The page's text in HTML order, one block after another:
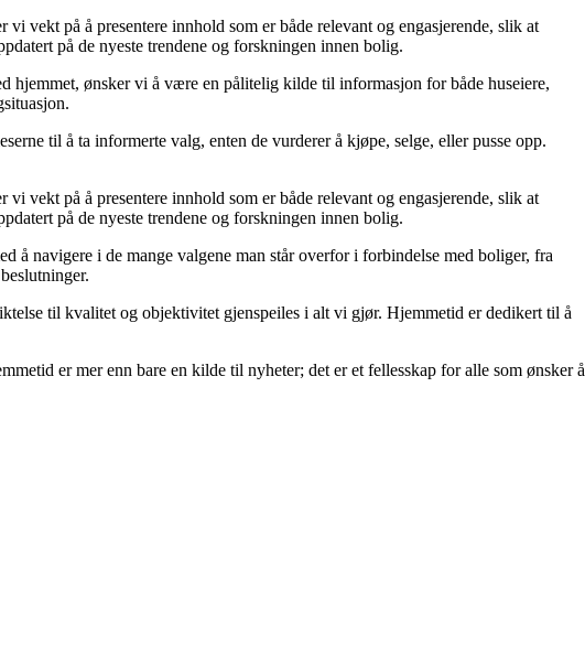
vekt på å presentere innhold som er både relevant og engasjerende, slik at
på de nyeste trendene og forskningen innen bolig.
hjemmet, ønsker vi å være en pålitelig kilde til informasjon for både huseiere,
til å ta informerte valg, enten de vurderer å kjøpe, selge, eller pusse opp.
vekt på å presentere innhold som er både relevant og engasjerende, slik at
på de nyeste trendene og forskningen innen bolig.
navigere i de mange valgene man står overfor i forbindelse med boliger, fra
til kvalitet og objektivitet gjenspeiles i alt vi gjør. Hjemmetid er dedikert til å
er mer enn bare en kilde til nyheter; det er et fellesskap for alle som ønsker å